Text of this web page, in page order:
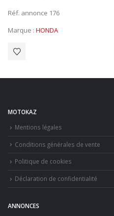
Réf. annonce 176
Marque : HONDA
MOTOKAZ
Mentions légales
Conditions générales de vente
Politique de cookies
Déclaration de confidentialité
ANNONCES